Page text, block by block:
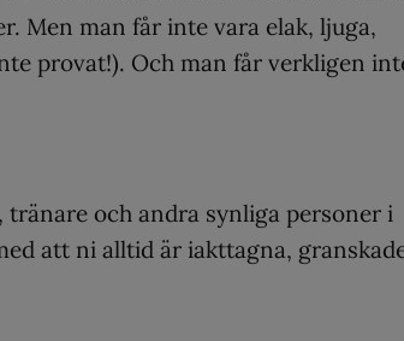
Men man får inte vara elak, ljuga,
provat!). Och man får verkligen
, tränare och andra synliga personer i
att ni alltid är iakttagna,